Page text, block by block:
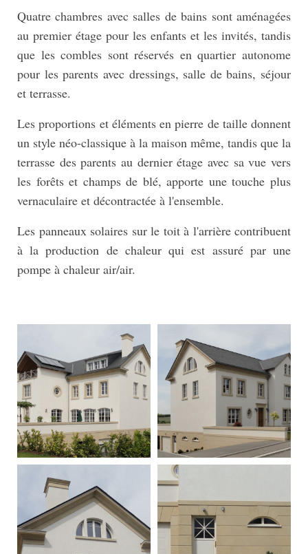
Quatre chambres avec salles de bains sont aménagées
au premier étage pour les enfants et les invités, tandis
que les combles sont réservés en quartier autonome
pour les parents avec dressings, salle de bains, séjour
et terrasse.
Les proportions et éléments en pierre de taille donnent
un style néo-classique à la maison même, tandis que la
terrasse des parents au dernier étage avec sa vue vers
les forêts et champs de blé, apporte une touche plus
vernaculaire et décontractée à l'ensemble.
Les panneaux solaires sur le toit à l'arrière contribuent
à la production de chaleur qui est assuré par une
pompe à chaleur air/air.